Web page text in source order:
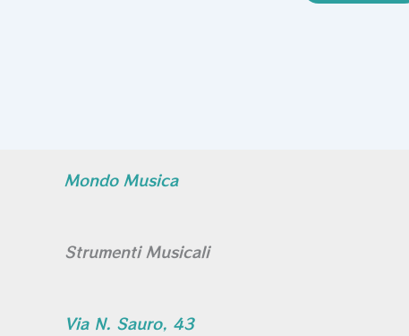
Mondo Musica
Strumenti Musicali
Via N. Sauro, 43